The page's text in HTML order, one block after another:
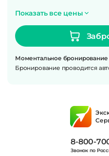
Показать все цены
Моментальное бронирование
Бронирование проводится
8-800-
Звонок по